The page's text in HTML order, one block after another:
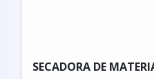
SECADORA DE